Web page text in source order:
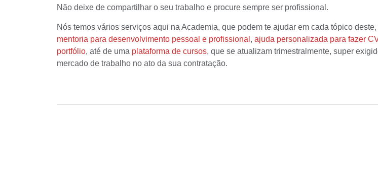
Não deixe de compartilhar o seu trabalho e procure sempre ser profissional.
Nós temos vários serviços aqui na Academia, que podem te ajudar em cada tópico
mentoria para desenvolvimento pessoal e profissional , ajuda personalizada para fazer
portfólio, até de uma plataforma de cursos, que se atualizam trimestralmente, super
mercado de trabalho no ato da sua contratação.